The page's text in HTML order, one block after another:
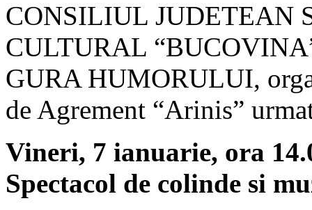
CONSILIUL JUDETEAN
CULTURAL
GURA HUMORULUI,
de Agrement “Arinis”
Vineri, 7 ianuarie, ora
Spectacol de colinde si